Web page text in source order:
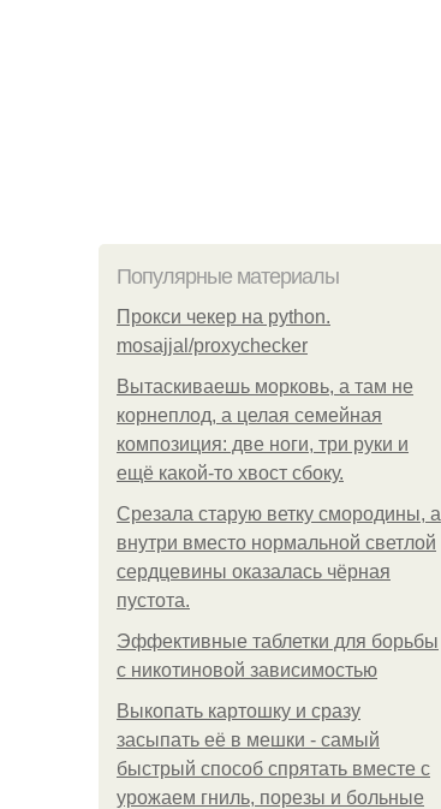
Популярные материалы
Прокси чекер на python.
mosajjal/proxychecker
Вытаскиваешь морковь, а там не
корнеплод, а целая семейная
композиция: две ноги, три руки и
ещё какой-то хвост сбоку.
Срезала старую ветку смородины, а
внутри вместо нормальной светлой
сердцевины оказалась чёрная
пустота.
Эффективные таблетки для борьбы
с никотиновой зависимостью
Выкопать картошку и сразу
засыпать её в мешки - самый
быстрый способ спрятать вместе с
урожаем гниль, порезы и больные